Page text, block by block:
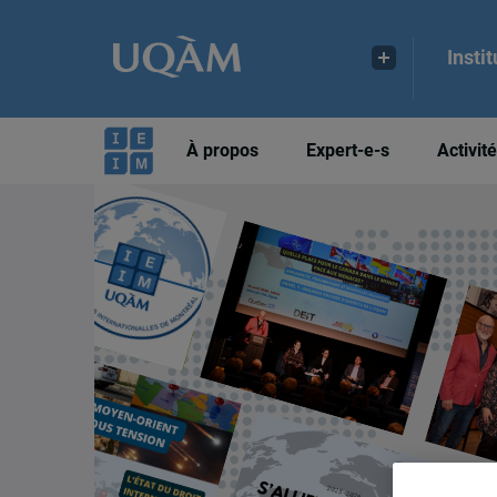
À propos Expert-e-s